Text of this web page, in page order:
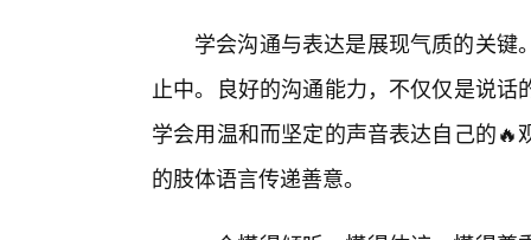
学会沟通与表达是展现气质的关
止中。良好的沟通能力，不仅仅是说
学会用温和而坚定的声音表达自己的
的肢体语言传递善意。